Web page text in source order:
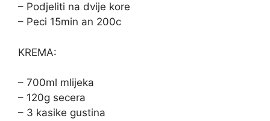
– Podjeliti na dvije kore
– Peci 15min an 200c
KREMA:
– 700ml mlijeka
– 120g secera
– 3 kasike gustina